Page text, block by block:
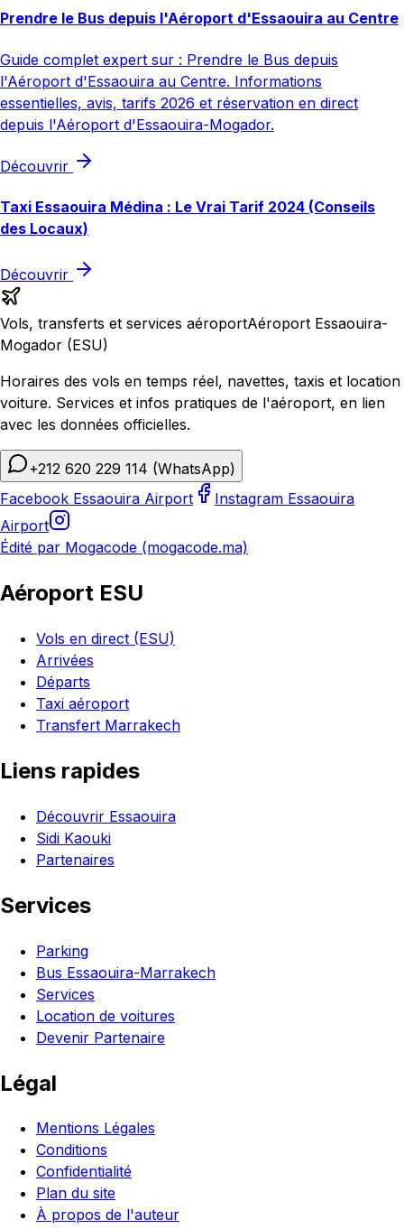
Prendre le Bus depuis l'Aéroport d'Essaouira au Centre
Guide complet expert sur : Prendre le Bus depuis
l'Aéroport d'Essaouira au Centre. Informations
essentielles, avis, tarifs 2026 et réservation en direct
depuis l'Aéroport d'Essaouira-Mogador.
Découvrir
Taxi Essaouira Médina : Le Vrai Tarif 2024 (Conseils
des Locaux)
Découvrir
Vols, transferts et services aéroportAéroport Essaouira-
Mogador (ESU)
Horaires des vols en temps réel, navettes, taxis et location
voiture. Services et infos pratiques de l'aéroport, en lien
avec les données officielles.
+212 620 229 114 (WhatsApp)
Facebook Essaouira Airport
Instagram Essaouira
Airport
Édité par Mogacode (mogacode.ma)
Aéroport ESU
Vols en direct (ESU)
Arrivées
Départs
Taxi aéroport
Transfert Marrakech
Liens rapides
Découvrir Essaouira
Sidi Kaouki
Partenaires
Services
Parking
Bus Essaouira-Marrakech
Services
Location de voitures
Devenir Partenaire
Légal
Mentions Légales
Conditions
Confidentialité
Plan du site
À propos de l'auteur